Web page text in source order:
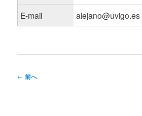
E-mail
alejano@uvigo.es
投
← 前へ